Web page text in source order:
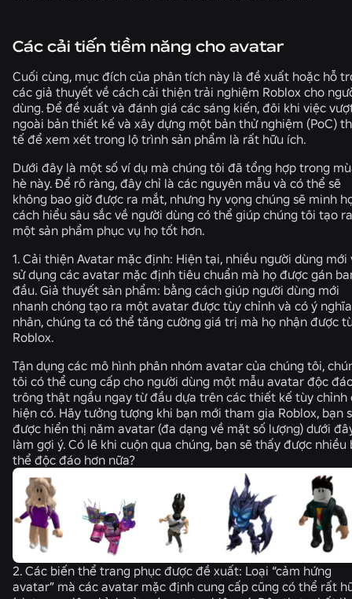
Các cải tiến tiềm năng cho avatar
Cuối cùng, mục đích của phân tích này là đề xuất hoặc hỗ
các giả thuyết về cách cải thiện trải nghiệm Roblox cho
dùng. Để đề xuất và đánh giá các sáng kiến, đôi khi việc
ngoài bản thiết kế và xây dựng một bản thử nghiệm (PoC)
tế để xem xét trong lộ trình sản phẩm là rất hữu ích.
Dưới đây là một số ví dụ mà chúng tôi đã tổng hợp trong
hè này. Để rõ ràng, đây chỉ là các nguyên mẫu và có thể sẽ
không bao giờ được ra mắt, nhưng hy vọng chúng sẽ minh
cách hiểu sâu sắc về người dùng có thể giúp chúng tôi tạo ra
một sản phẩm phục vụ họ tốt hơn.
1. Cải thiện Avatar mặc định: Hiện tại, nhiều người dùng mới
sử dụng các avatar mặc định tiêu chuẩn mà họ được gán
đầu. Giả thuyết sản phẩm: bằng cách giúp người dùng mới
nhanh chóng tạo ra một avatar được tùy chỉnh và có ý
nhân, chúng ta có thể tăng cường giá trị mà họ nhận được
Roblox.
Tận dụng các mô hình phân nhóm avatar của chúng tôi,
tôi có thể cung cấp cho người dùng một mẫu avatar độc
trông thật ngầu ngay từ đầu dựa trên các thiết kế tùy chỉnh
hiện có. Hãy tưởng tượng khi bạn mới tham gia Roblox, bạn
được hiển thị năm avatar (đa dạng về mặt số lượng) dưới
làm gợi ý. Có lẽ khi cuộn qua chúng, bạn sẽ thấy được nhiều
thể độc đáo hơn nữa?
2. Các biến thể trang phục được đề xuất: Loại “cảm hứng
avatar” mà các avatar mặc định cung cấp cũng có thể rất